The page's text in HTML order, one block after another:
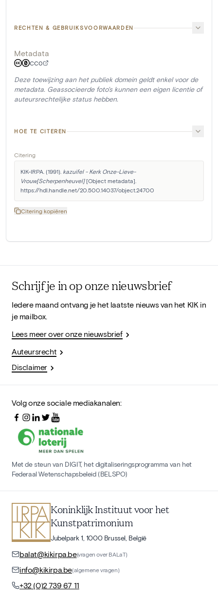
RECHTEN & GEBRUIKSVOORWAARDEN
Metadata
CC0
Deze toewijzing aan het publiek domein geldt enkel voor de
metadata. Geassocieerde foto's kunnen een eigen licentie of
auteursrechtelijke status hebben.
HOE TE CITEREN
Citering
KIK-IRPA. (1991). kazuifel - Kerk Onze-Lieve-
Vrouw[Scherpenheuvel] [Object metadata].
https://hdl.handle.net/20.500.14037/object.24700
Citering kopiëren
Schrijf je in op onze nieuwsbrief
Iedere maand ontvang je het laatste nieuws van het KIK in
je mailbox.
Lees meer over onze nieuwsbrief
Auteursrecht
Disclaimer
Volg onze sociale mediakanalen:
Met de steun van DIGIT, het digitaliseringsprogramma van het
Federaal Wetenschapsbeleid (BELSPO)
Koninklijk Instituut voor het
Kunstpatrimonium
Jubelpark 1, 1000 Brussel, België
balat@kikirpa.be(vragen over BALaT)
info@kikirpa.be(algemene vragen)
+32 (0)2 739 67 11